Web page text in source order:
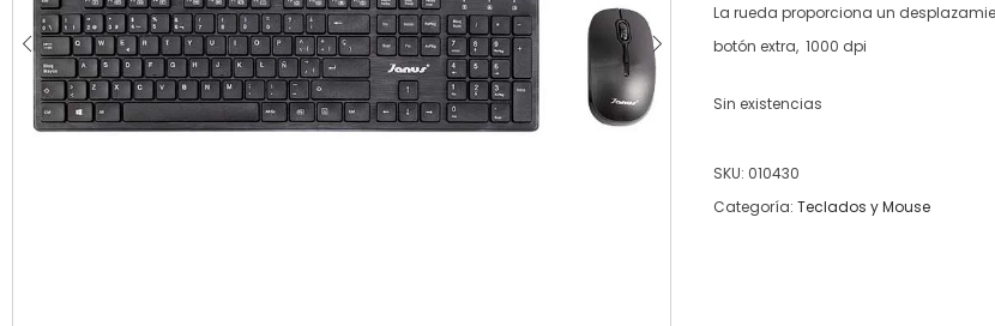
La rueda proporciona un
botón extra, 1000 dpi
Sin existencias
SKU: 010430
Categoría: Teclados y Mouse